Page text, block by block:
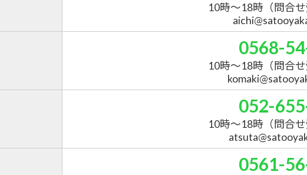
10時～18時 （問合
0568-
10時～18時 （問合
052-
10時～18時 （問合
0561-